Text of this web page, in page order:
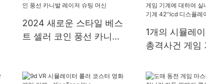
2024 새로운 스타일 베스
트 셀러 코인 풍선 카니발
1개의 시뮬레
총격사건 게임
기계 42''lcd 디